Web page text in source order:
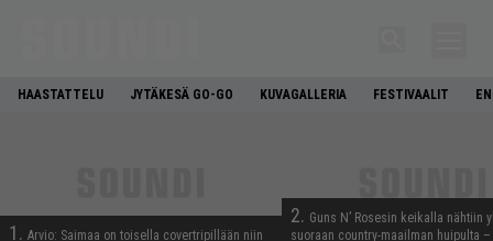
HAASTATTELU JYTÄKESÄ GO-GO KUVAGALLERIA FESTIVAALIT
1. Arvio: Saimaa on toisella covertripillään niin
2. Guns N’ Rosesin keikalla nähtiin
suoraan country-maailman huipulta